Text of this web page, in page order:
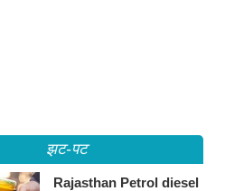
झट-पट
Rajasthan Petrol diesel